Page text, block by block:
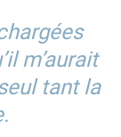
m’aurait
tant la